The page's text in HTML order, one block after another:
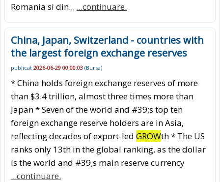
Romania si din... ...continuare.
China, Japan, Switzerland - countries with
the largest foreign exchange reserves
publicat 2026-06-29 00:00:03 (Bursa)
* China holds foreign exchange reserves of more
than $3.4 trillion, almost three times more than
Japan * Seven of the world and #39;s top ten
foreign exchange reserve holders are in Asia,
reflecting decades of export-led GROWth * The US
ranks only 13th in the global ranking, as the dollar
is the world and #39;s main reserve currency
...continuare.